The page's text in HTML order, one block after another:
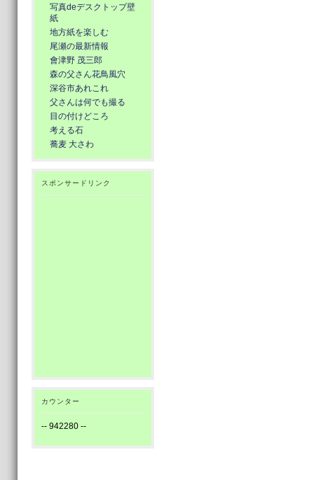
写真deデスクトップ壁
紙
地方紙を楽しむ
尾瀬の最新情報
會津野 茂三郎
森の父さん花鳥風穴
深谷市あれこれ
父さんは何でも撮る
目の付けどころ
考える石
蕎麦 大さわ
スポンサードリンク
カウンター
-- 942280--